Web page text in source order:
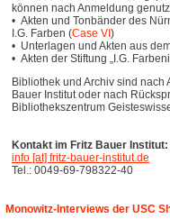
können nach Anmeldung
• Akten und Tonbänder des
I.G. Farben (Case VI )
• Unterlagen und Akten aus
• Akten der Stiftung „I.G.
Bibliothek und Archiv sind nach
Bauer Institut oder nach
Bibliothekszentrum
Kontakt im Fritz Bauer Institut:
info [at] fritz-bauer-institut.de
Tel.: 0049-69-798322-40
Monowitz-Interviews der USC